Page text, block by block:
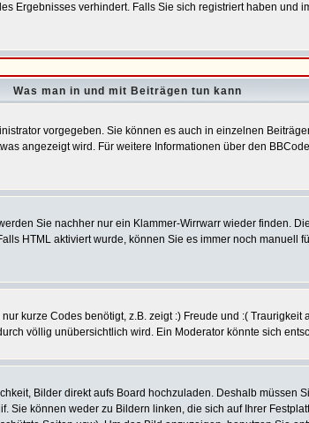
Ergebnisses verhindert. Falls Sie sich registriert haben und
Was man in und mit Beiträgen tun kann
vorgegeben. Sie können es auch in einzelnen
angezeigt wird. Für weitere Informationen über den
Sie nachher nur ein Klammer-Wirrwarr wieder finden.
HTML aktiviert wurde, können Sie es immer noch
kurze Codes benötigt, z.B. zeigt :) Freude und :(
völlig unübersichtlich wird. Ein Moderator könnte sich
Bilder direkt aufs Board hochzuladen. Deshalb müssen
Sie können weder zu Bildern linken, die sich auf Ihrer